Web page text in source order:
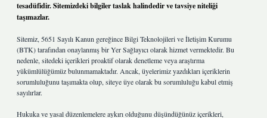
tesadüfidir. Sitemizdeki bilgiler taslak halindedir ve tavsiye niteliği
taşımazlar.
Sitemiz, 5651 Sayılı Kanun gereğince Bilgi Teknolojileri ve İletişim Kurumu
(BTK) tarafından onaylanmış bir Yer Sağlayıcı olarak hizmet vermektedir. Bu
nedenle, sitedeki içerikleri proaktif olarak denetleme veya araştırma
yükümlülüğümüz bulunmamaktadır. Ancak, üyelerimiz yazdıkları içeriklerin
sorumluluğunu taşımakta olup, siteye üye olarak bu sorumluluğu kabul etmiş
sayılırlar.
Hukuka ve yasal düzenlemelere aykırı olduğunu düşündüğünüz içerikleri,